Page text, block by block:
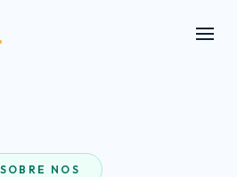
SOBRE NOS